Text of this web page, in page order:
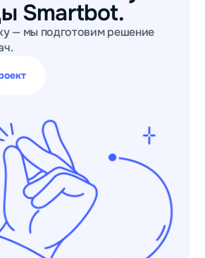
Smartbot.
— мы подготовим решение